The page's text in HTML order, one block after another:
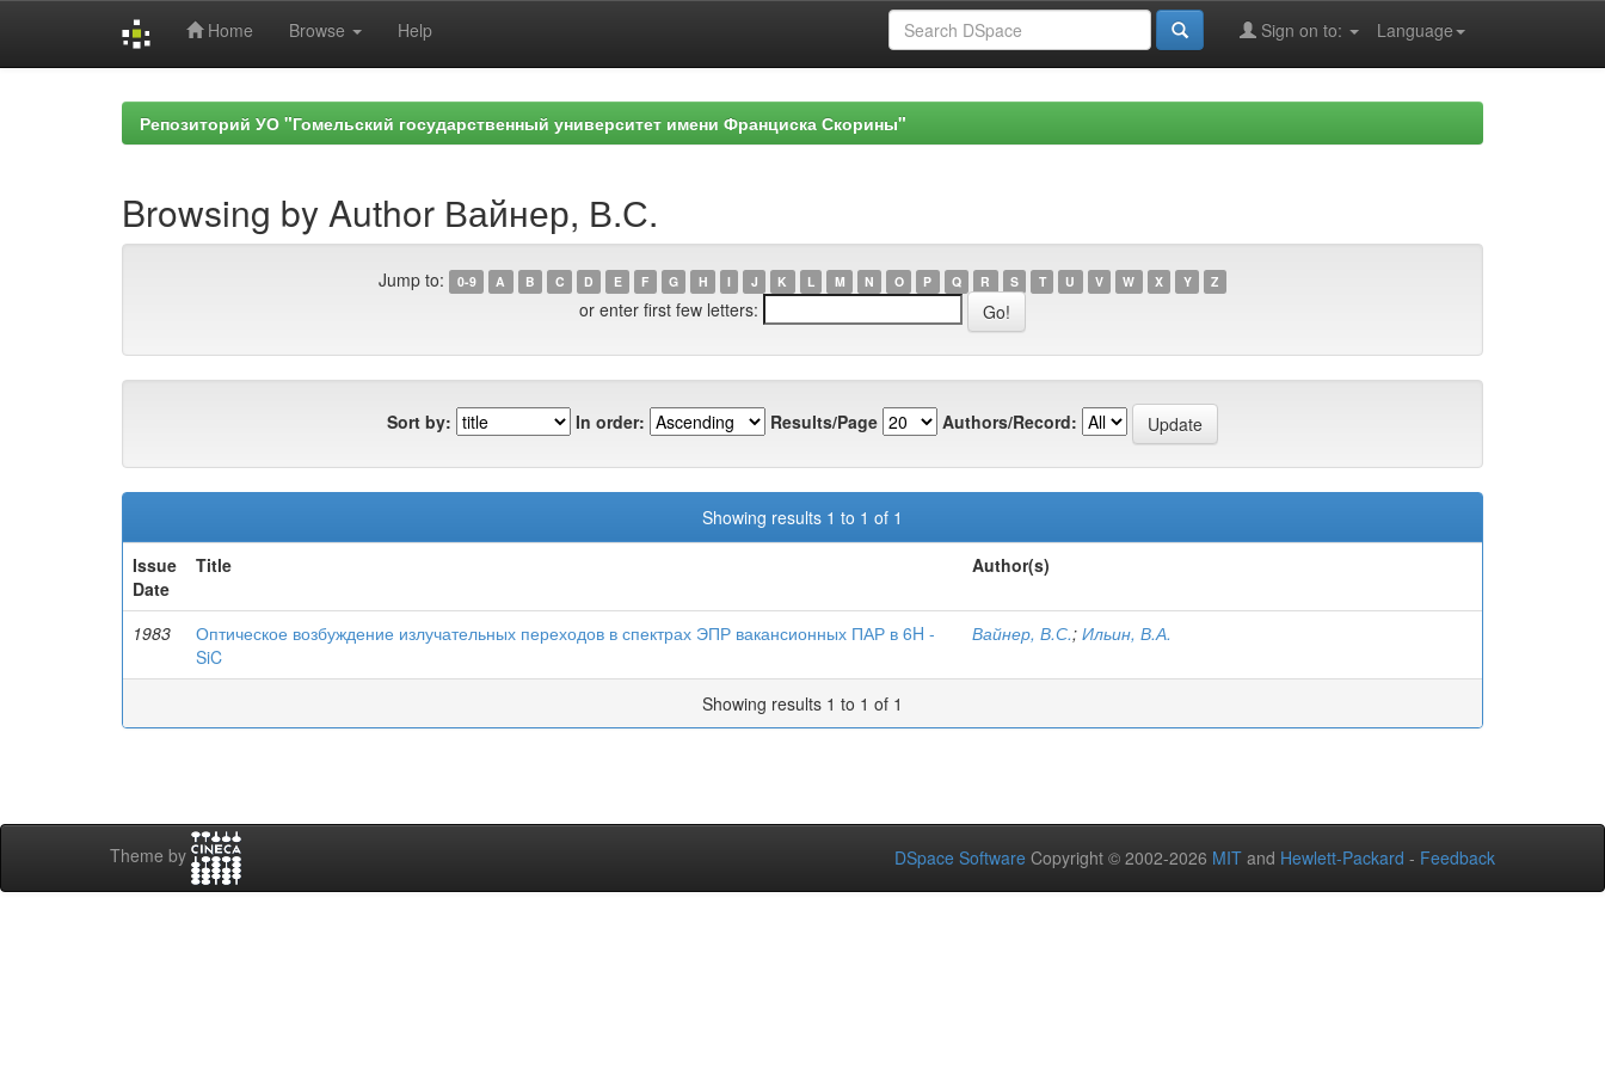
Home Browse Help Language
Sign on to:
Репозиторий УО "Гомельский государственный университет имени Франциска Скорины"
Browsing by Author Вайнер, В.С.
Jump to: 0-9 A B C D E F G H I J K L M N O P Q R S T U V W X Y Z
or enter first few letters:
Sort by: In order: Results/Page Authors/Record:
Showing results 1 to 1 of 1
Issue
Date
Title Author(s)
1983
Оптическое возбуждение излучательных переходов в спектрах ЭПР вакансионных ПАР в 6H -
SiC
Вайнер, В.С.; Ильин, В.А.
Showing results 1 to 1 of 1
Theme by DSpace Software Copyright © 2002-2026 MIT and Hewlett-Packard - Feedback